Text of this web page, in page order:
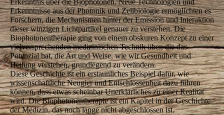
Erkenntnis über die Biophotonen. Neue Technologien und
Erkenntnisse aus der Photonik und Zellbiologie ermöglichten es
Forschern, die Mechanismen hinter der Emission und Interaktion
dieser winzigen Lichtpartikel genauer zu verstehen. Die
Biophotonentherapie ging von einem obskuren Konzept zu einer
vielversprechenden medizinischen Technik über, die das
Potenzial hat, die Art und Weise, wie wir Gesundheit und
Heilung verstehen, grundlegend zu verändern.
Diese Geschichte ist ein erstaunliches Beispiel dafür, wie
wissenschaftliche Neugier und Entschlossenheit dazu führen
können, dass etwas scheinbar Unerklärliches zu einer Realität
wird. Die Biophotonentherapie ist ein Kapitel in der Geschichte
der Medizin, das noch lange nicht abgeschlossen ist.